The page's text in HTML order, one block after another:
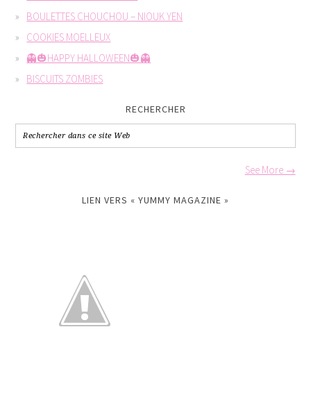
BOULETTES CHOUCHOU – NIOUK YEN
COOKIES MOELLEUX
👻🎃HAPPY HALLOWEEN🎃👻
BISCUITS ZOMBIES
RECHERCHER
See More →
LIEN VERS « YUMMY MAGAZINE »